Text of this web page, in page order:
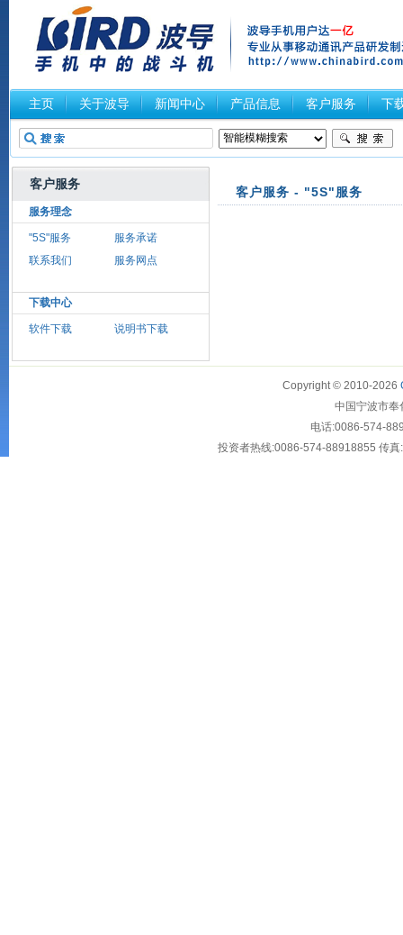
主页 关于波导 新闻中心 产品信息 客户服务 下
客户服务
服务理念
"5S"服务
服务承诺
联系我们
服务网点
下载中心
软件下载 说明书下载
客户服务 - "5S"服务
Copyright © 2010-2026
中国宁波市
电话:0086-574-
投资者热线:0086-574-88918855 传